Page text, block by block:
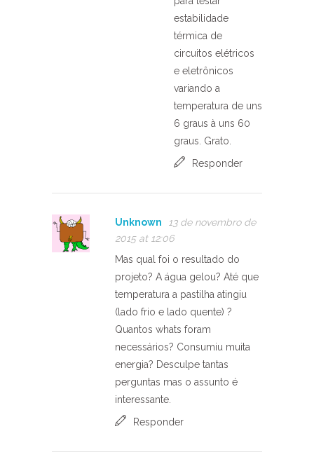
estabilidade
térmica de
circuitos elétricos
e eletrônicos
variando a
temperatura de uns
6 graus à uns 60
graus. Grato.
Responder
Unknown
13 de novembro de
2015 at 12:06
Mas qual foi o resultado do
projeto? A água gelou? Até que
temperatura a pastilha atingiu
(lado frio e lado quente) ?
Quantos whats foram
necessários? Consumiu muita
energia? Desculpe tantas
perguntas mas o assunto é
interessante.
Responder